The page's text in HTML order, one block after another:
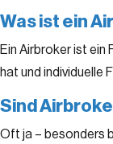
Was ist ein
Ein Airbroker ist ein
hat und individuelle
Sind
Oft ja – besonders